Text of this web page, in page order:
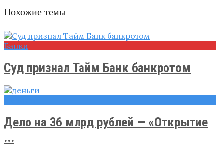
Похожие темы
Банки
Суд признал Тайм Банк банкротом
Дело на 36 млрд рублей — «Открытие
...